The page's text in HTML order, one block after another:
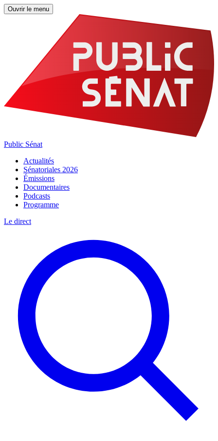
Ouvrir le menu
Public Sénat
Actualités
Sénatoriales 2026
Émissions
Documentaires
Podcasts
Programme
Le direct